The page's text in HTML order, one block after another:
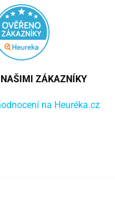
NAŠIMI ZÁKAZNÍKY
na Heuréka.cz